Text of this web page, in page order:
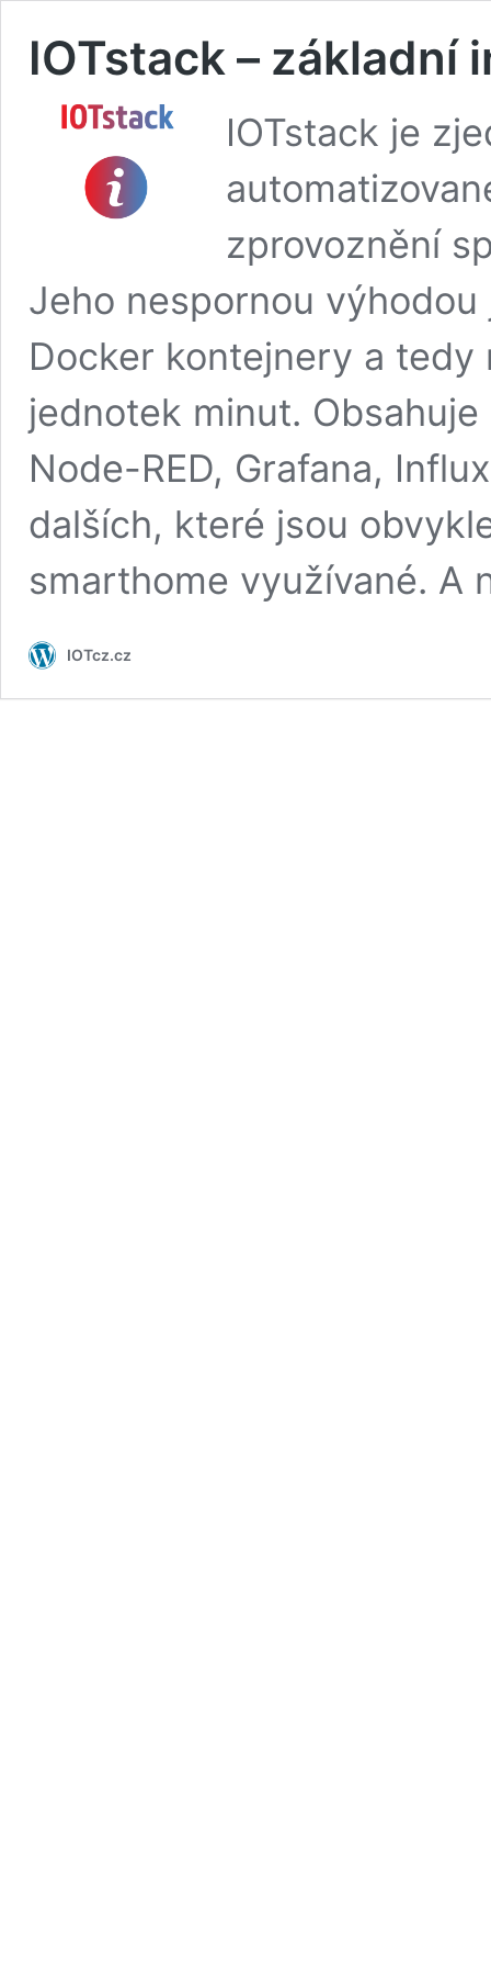
IOTstack – základní
IOTstack je
zprovoznění
Jeho nespornou
Docker kontejnery a tedy
jednotek minut.
Node-RED, Grafana,
dalších, které jsou
smarthome využívané. A
IOTcz.cz